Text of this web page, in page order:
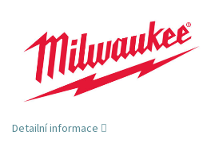
Detailní informace